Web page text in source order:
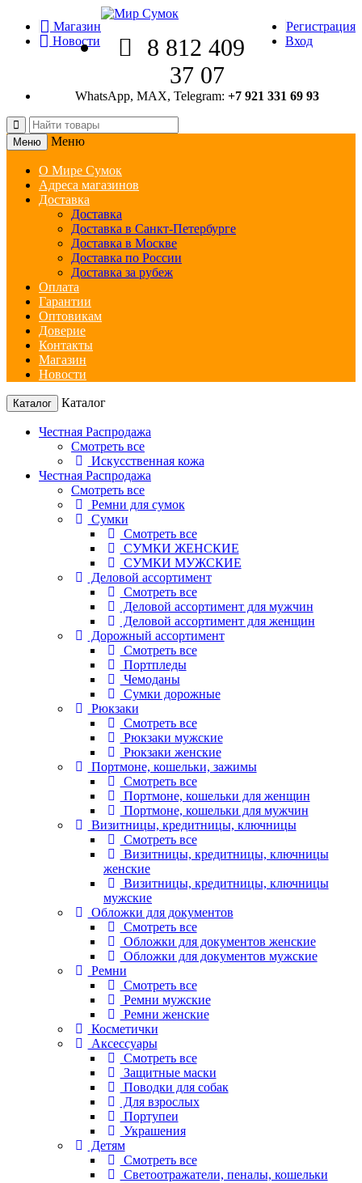
Магазин
Новости
Регистрация
Вход
8 812 409
37 07
WhatsApp, MAX, Telegram: +7 921 331 69 93
Меню Меню
О Мире Сумок
Адреса магазинов
Доставка
Доставка
Доставка в Санкт-Петербурге
Доставка в Москве
Доставка по России
Доставка за рубеж
Оплата
Гарантии
Оптовикам
Доверие
Контакты
Магазин
Новости
Каталог Каталог
Честная Распродажа
Смотреть все
Искусственная кожа
Честная Распродажа
Смотреть все
Ремни для сумок
Сумки
Смотреть все
СУМКИ ЖЕНСКИЕ
СУМКИ МУЖСКИЕ
Деловой ассортимент
Смотреть все
Деловой ассортимент для мужчин
Деловой ассортимент для женщин
Дорожный ассортимент
Смотреть все
Портпледы
Чемоданы
Сумки дорожные
Рюкзаки
Смотреть все
Рюкзаки мужские
Рюкзаки женские
Портмоне, кошельки, зажимы
Смотреть все
Портмоне, кошельки для женщин
Портмоне, кошельки для мужчин
Визитницы, кредитницы, ключницы
Смотреть все
Визитницы, кредитницы, ключницы
женские
Визитницы, кредитницы, ключницы
мужские
Обложки для документов
Смотреть все
Обложки для документов женские
Обложки для документов мужские
Ремни
Смотреть все
Ремни мужские
Ремни женские
Косметички
Аксессуары
Смотреть все
Защитные маски
Поводки для собак
Для взрослых
Портупеи
Украшения
Детям
Смотреть все
Светоотражатели, пеналы, кошельки